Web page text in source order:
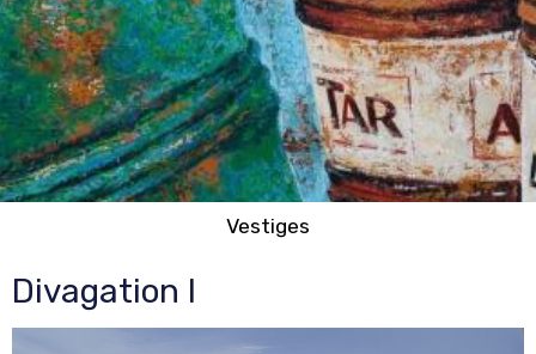
Vestiges
Divagation I